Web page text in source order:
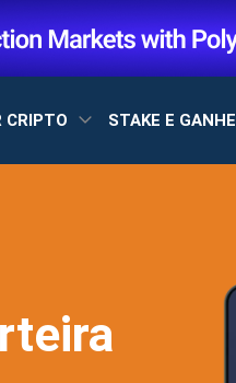
CRIPTO STAKE E GANHE